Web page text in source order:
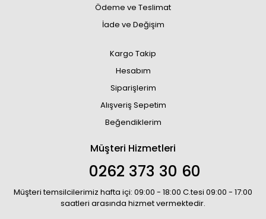
Ödeme ve Teslimat
İade ve Değişim
Kargo Takip
Hesabım
Siparişlerim
Alışveriş Sepetim
Beğendiklerim
Müşteri Hizmetleri
0262 373 30 60
Müşteri temsilcilerimiz hafta içi: 09:00 - 18:00 C.tesi 09:00 - 17:00
saatleri arasında hizmet vermektedir.